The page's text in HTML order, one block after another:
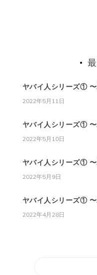
ヤバイ人シリーズ①
2022年5月11日
ヤバイ人シリーズ①
2022年5月10日
ヤバイ人シリーズ①
2022年5月9日
ヤバイ人シリーズ①
2022年4月28日